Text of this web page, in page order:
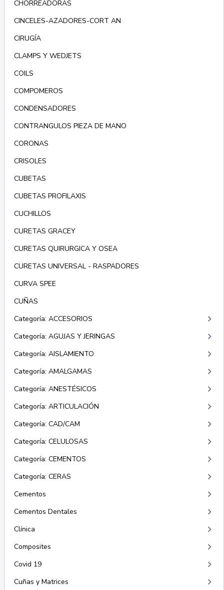
CHORREADORAS
CINCELES-AZADORES-CORT AN
CIRUGÍA
CLAMPS Y WEDJETS
COILS
COMPOMEROS
CONDENSADORES
CONTRANGULOS PIEZA DE MANO
CORONAS
CRISOLES
CUBETAS
CUBETAS PROFILAXIS
CUCHILLOS
CURETAS GRACEY
CURETAS QUIRURGICA Y OSEA
CURETAS UNIVERSAL - RASPADORES
CURVA SPEE
CUÑAS
Categoría: ACCESORIOS
keyboard_arrow_right
Categoría: AGUJAS Y JERINGAS keyboard_arrow_right
Categoría: AISLAMIENTO keyboard_arrow_right
Categoría: AMALGAMAS keyboard_arrow_right
Categoría: ANESTÉSICOS keyboard_arrow_right
Categoría: ARTICULACIÓN keyboard_arrow_right
Categoría: CAD/CAM keyboard_arrow_right
Categoría: CELULOSAS keyboard_arrow_right
Categoría: CEMENTOS keyboard_arrow_right
Categoría: CERAS keyboard_arrow_right
Cementos keyboard_arrow_right
Cementos Dentales keyboard_arrow_right
Clínica keyboard_arrow_right
Composites keyboard_arrow_right
Covid 19 keyboard_arrow_right
Cuñas y Matrices keyboard_arrow_right